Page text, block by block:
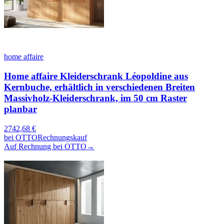
home affaire
Home affaire Kleiderschrank Léopoldine aus
Kernbuche, erhältlich in verschiedenen Breiten
Massivholz-Kleiderschrank, im 50 cm Raster
planbar
2742,68 €
bei OTTORechnungskauf
Auf Rechnung bei OTTO →